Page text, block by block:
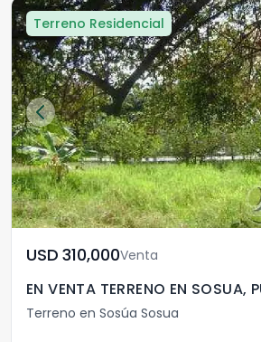
Terreno Residencial
USD	310,000Venta
EN VENTA TERRENO EN SOSUA,
Terreno en Sosúa Sosua